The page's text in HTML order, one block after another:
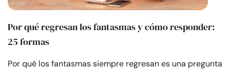
Por qué regresan los fantasmas y cómo responder:
25 formas
Por qué los fantasmas siempre regresan es una pregunta